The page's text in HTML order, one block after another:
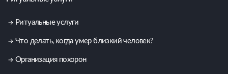
Ритуальные услуги
Что делать, когда умер близкий человек?
Организация похорон